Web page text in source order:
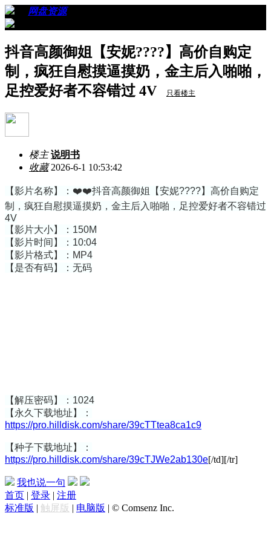
网盘资源
抖音高颜御姐【安妮????】高价自购定
制，疯狂自慰摸逼摸奶，金主后入啪啪，
足控爱好者不容错过 4V
只看楼主
楼主 说明书
收藏2026-6-1 10:53:42
【影片名称】：❤️❤️抖音高颜御姐【安妮????】高价自购定
制，疯狂自慰摸逼摸奶，金主后入啪啪，足控爱好者不容错过
4V
【影片大小】：150M
【影片时间】：10:04
【影片格式】：MP4
【是否有码】：无码
【解压密码】：1024
【永久下载地址】：
https://pro.hilldisk.com/share/39cTTtea8ca1c9
【种子下载地址】：
https://pro.hilldisk.com/share/39cTJWe2ab130e[/td][/tr]
我也说一句
首页 | 登录 | 注册
标准版 | 触屏版 | 电脑版 | © Comsenz Inc.